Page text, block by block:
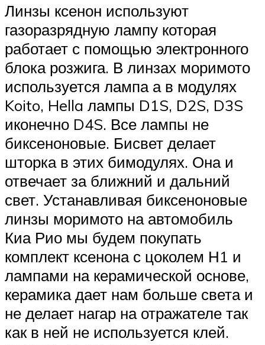
Линзы ксенон используют
газоразрядную лампу которая
работает с помощью электронного
блока розжига. В линзах моримото
используется лампа а в модулях
Koito, Hella лампы D1S, D2S, D3S
иконечно D4S. Все лампы не
биксеноновые. Бисвет делает
шторка в этих бимодулях. Она и
отвечает за ближний и дальний
свет. Устанавливая биксеноновые
линзы моримото на автомобиль
Киа Рио мы будем покупать
комплект ксенона с цоколем Н1 и
лампами на керамической основе,
керамика дает нам больше света и
не делает нагар на отражателе так
как в ней не используется клей.